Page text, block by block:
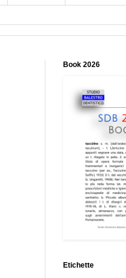
Book 2026
Etichette